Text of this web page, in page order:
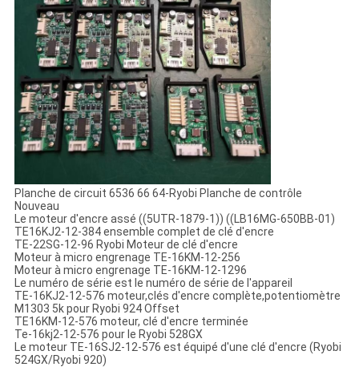
Planche de circuit 6536 66 64-Ryobi Planche de contrôle
Nouveau
Le moteur d'encre assé ((5UTR-1879-1)) ((LB16MG-650BB-01)
TE16KJ2-12-384 ensemble complet de clé d'encre
TE-22SG-12-96 Ryobi Moteur de clé d'encre
Moteur à micro engrenage TE-16KM-12-256
Moteur à micro engrenage TE-16KM-12-1296
Le numéro de série est le numéro de série de l'appareil
TE-16KJ2-12-576 moteur,clés d'encre complète,potentiomètre
M1303 5k pour Ryobi 924 Offset
TE16KM-12-576 moteur, clé d'encre terminée
Te-16kj2-12-576 pour le Ryobi 528GX
Le moteur TE-16SJ2-12-576 est équipé d'une clé d'encre (Ryobi
524GX/Ryobi 920)